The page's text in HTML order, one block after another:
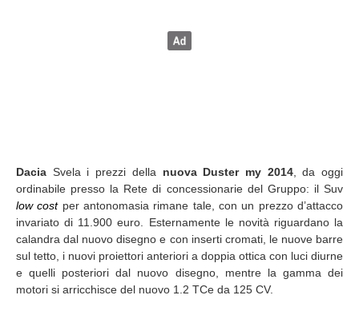
Dacia Svela i prezzi della nuova Duster my 2014, da oggi
ordinabile presso la Rete di concessionarie del Gruppo: il Suv
low costper antonomasia rimane tale, con un prezzo d’attacco
invariato di 11.900 euro. Esternamente le novità riguardano la
calandra dal nuovo disegno e con inserti cromati, le nuove barre
sul tetto, i nuovi proiettori anteriori a doppia ottica con luci diurne
e quelli posteriori dal nuovo disegno, mentre la gamma dei
motori si arricchisce del nuovo 1.2 TCe da 125 CV.